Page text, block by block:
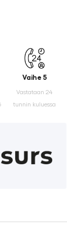
Vaihe 5
Vastataan 24
tunnin kuluessa